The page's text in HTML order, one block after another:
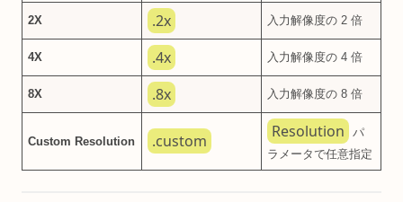
2X .2x 入力解像度の 2 倍
4X .4x 入力解像度の 4 倍
8X .8x 入力解像度の 8 倍
Custom Resolution .custom Resolution
パ
ラメータで任意指定